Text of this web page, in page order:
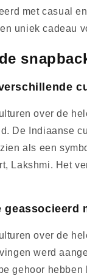
met casual
uniek cadeau
over de
De Indiaanse
als een
Lakshmi. Het
over de
werd
gehoor